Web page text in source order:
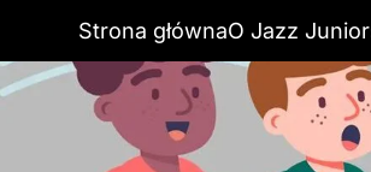
Strona głównaO Jazz